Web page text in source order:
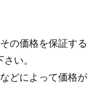
の価格を保証する
い。
どによって価格が